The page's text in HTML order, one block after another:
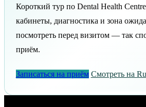
Короткий тур по Dental Health
кабинеты, диагностика и зона
посмотреть перед визитом — так
приём.
Записаться на приём Смотреть на